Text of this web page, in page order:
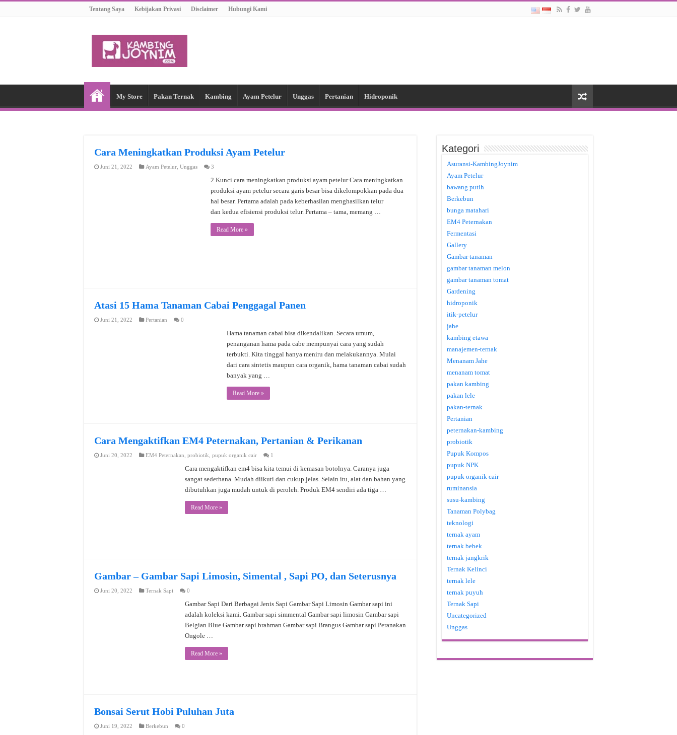
Tentang Saya Kebijakan Privasi Disclaimer Hubungi Kami
My Store Pakan Ternak Kambing Ayam Petelur Unggas Pertanian Hidroponik
Cara Meningkatkan Produksi Ayam Petelur
Juni 21, 2022 Ayam Petelur Unggas 3
2 Kunci cara meningkatkan produksi ayam petelur Cara meningkatkan
produksi ayam petelur secara garis besar bisa dikelompokkan pada dua
hal besar. Pertama adalah pada keberhasilan menghasilkan telur
dan kedua efisiensi produksi telur. Pertama – tama, memang …
Read More »
Atasi 15 Hama Tanaman Cabai Penggagal Panen
Juni 21, 2022 Pertanian 0
Hama tanaman cabai bisa dikendalikan. Secara umum,
penanganan hama pada cabe mempunyai cara yang sudah
terbukti. Kita tinggal hanya meniru dan melakukannya. Mulai
dari cara sintetis maupun cara organik, hama tanaman cabai sudah
banyak yang …
Read More »
Cara Mengaktifkan EM4 Peternakan, Pertanian & Perikanan
Juni 20, 2022 EM4 Peternakan probiotik pupuk organik cair 1
Cara mengaktifkan em4 bisa kita temui di kemasan botolnya. Caranya juga
sangat sederhana. Mudah diikuti dan cukup jelas. Selain itu, alat dan bahan yang
dibutuhkan juga mudah untuk di peroleh. Produk EM4 sendiri ada tiga …
Read More »
Gambar – Gambar Sapi Limosin, Simental , Sapi PO, dan Seterusnya
Juni 20, 2022 Ternak Sapi 0
Gambar Sapi Dari Berbagai Jenis Sapi Gambar Sapi Limosin Gambar sapi ini
adalah koleksi kami. Gambar sapi simmental Gambar sapi limosin Gambar sapi
Belgian Blue Gambar sapi brahman Gambar sapi Brangus Gambar sapi Peranakan
Ongole …
Read More »
Bonsai Serut Hobi Puluhan Juta
Juni 19, 2022 Berkebun 0
Kategori
Asuransi-KambingJoynim
Ayam Petelur
bawang putih
Berkebun
bunga matahari
EM4 Peternakan
Fermentasi
Gallery
Gambar tanaman
gambar tanaman melon
gambar tanaman tomat
Gardening
hidroponik
itik-petelur
jahe
kambing etawa
manajemen-ternak
Menanam Jahe
menanam tomat
pakan kambing
pakan lele
pakan-ternak
Pertanian
peternakan-kambing
probiotik
Pupuk Kompos
pupuk NPK
pupuk organik cair
ruminansia
susu-kambing
Tanaman Polybag
teknologi
ternak ayam
ternak bebek
ternak jangkrik
Ternak Kelinci
ternak lele
ternak puyuh
Ternak Sapi
Uncategorized
Unggas